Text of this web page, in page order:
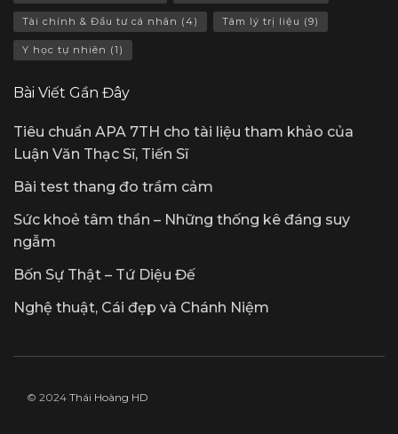
Tài chính & Đầu tư cá nhân (4) Tâm lý trị liệu (9)
Y học tự nhiên (1)
Bài Viết Gần Đây
Tiêu chuẩn APA 7TH cho tài liệu tham khảo của
Luận Văn Thạc Sĩ, Tiến Sĩ
Bài test thang đo trầm cảm
Sức khoẻ tâm thần – Những thống kê đáng suy
ngẫm
Bốn Sự Thật – Tứ Diệu Đế
Nghệ thuật, Cái đẹp và Chánh Niệm
© 2024 Thái Hoàng HD